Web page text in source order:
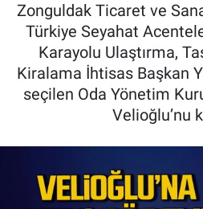
Zonguldak Ticaret ve
Türkiye Seyahat
Karayolu Ulaştırma,
Kiralama İhtisas Başkan
seçilen Oda Yönetim
Velioğlu’nu